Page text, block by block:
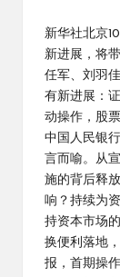
新华社北京
新进展，将
任军、刘羽
有新进展：
动操作，股
中国人民银
言而喻。从
施的背后释
响？持续为
持资本市场
换便利落地
报，首期操